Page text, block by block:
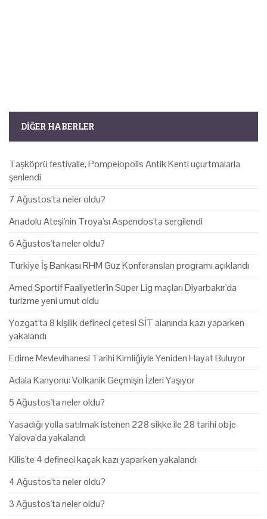
DIĞER HABERLER
Taşköprü festivalle, Pompeiopolis Antik Kenti uçurtmalarla
şenlendi
7 Ağustos'ta neler oldu?
Anadolu Ateşi'nin Troya'sı Aspendos'ta sergilendi
6 Ağustos'ta neler oldu?
Türkiye İş Bankası RHM Güz Konferansları programı açıklandı
Amed Sportif Faaliyetler'in Süper Lig maçları Diyarbakır'da
turizme yeni umut oldu
Yozgat'ta 8 kişilik defineci çetesi SİT alanında kazı yaparken
yakalandı
Edirne Mevlevihanesi Tarihi Kimliğiyle Yeniden Hayat Buluyor
Adala Kanyonu: Volkanik Geçmişin İzleri Yaşıyor
5 Ağustos'ta neler oldu?
Yasadığı yolla satılmak istenen 228 sikke ile 28 tarihi obje
Yalova'da yakalandı
Kilis'te 4 defineci kaçak kazı yaparken yakalandı
4 Ağustos'ta neler oldu?
3 Ağustos'ta neler oldu?